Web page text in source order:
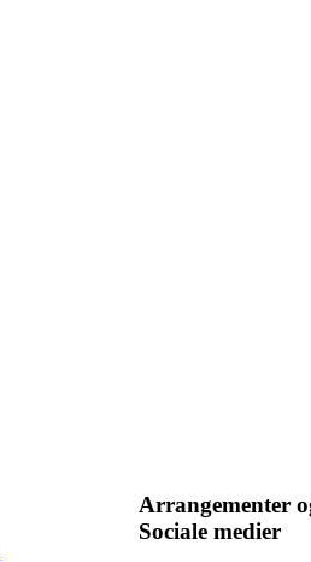
Arrangementer
Sociale medier